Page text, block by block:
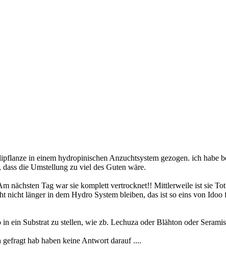
in einem hydropinischen Anzuchtsystem gezogen. ich habe
die Umstellung zu viel des Guten wäre.
nächsten Tag war sie komplett vertrocknet!! Mittlerweile ist sie
nicht länger in dem Hydro System bleiben, das ist so eins von
ein Substrat zu stellen, wie zb. Lechuza oder Blähton oder
hab haben keine Antwort darauf ....